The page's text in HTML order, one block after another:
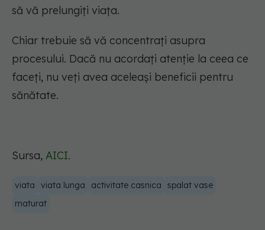
să vă prelungiți viața.
Chiar trebuie să vă concentrați asupra
procesului. Dacă nu acordați atenție la ceea ce
faceți, nu veți avea aceleași beneficii pentru
sănătate.
Sursa, AICI.
viata viata lunga activitate casnica
spalat vase
maturat